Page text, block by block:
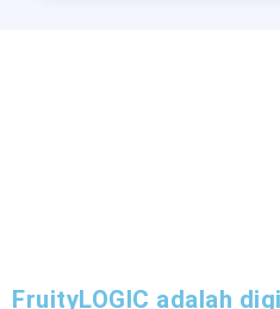
FruityLOGIC adalah